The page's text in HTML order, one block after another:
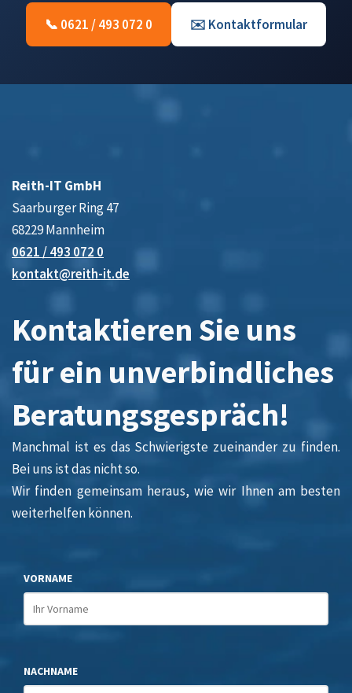
📞 0621 / 493 072 0 ✉️ Kontaktformular
Reith-IT GmbH
Saarburger Ring 47
68229 Mannheim
0621 / 493 072 0
kontakt@reith-it.de
Kontaktieren Sie uns
für ein unverbindliches
Beratungsgespräch!
Manchmal ist es das Schwierigste zueinander zu finden.
Bei uns ist das nicht so.
Wir finden gemeinsam heraus, wie wir Ihnen am besten
weiterhelfen können.
VORNAME
NACHNAME